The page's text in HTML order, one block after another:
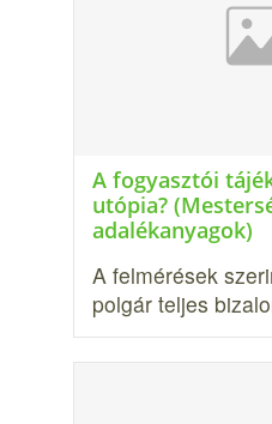
A fogyasztói
utópia?
adalékanyagok)
A felmérések
polgár teljes